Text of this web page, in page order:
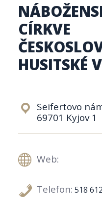
CÍRKVE
HUSITSKÉ
Seifertovo
69701 Kyjov 1
Web:
Telefon: 518